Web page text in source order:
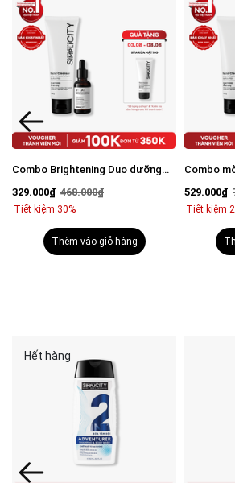
Combo Brightening Duo dưỡng
mặt 100g & Serum Vital 30ml
329.000₫ 468.000₫
Tiết kiệm 30%
Thêm vào giỏ hàng
Combo
529.000₫
Tiết kiệm
Hết hàng